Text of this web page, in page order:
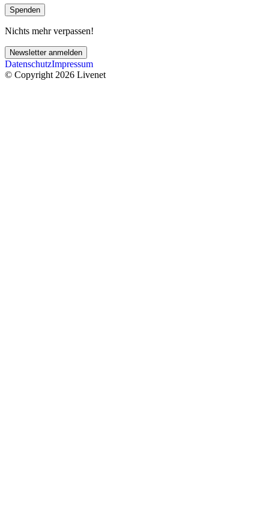
Spenden
Nichts mehr verpassen!
Newsletter anmelden
DatenschutzImpressum
© Copyright 2026 Livenet